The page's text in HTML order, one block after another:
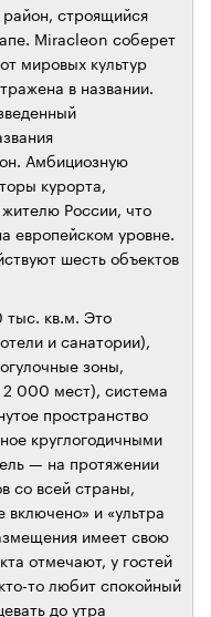
строящийся
Miracleon соберет
мировых культур
в названии.
Амбициозную
курорта,
России, что
европейском уровне.
шесть объектов
кв.м. Это
и санатории),
зоны,
000 мест), система
пространство
круглогодичными
— на протяжении
со всей страны,
включено» и «ультра
имеет свою
отмечают, у гостей
то любит спокойный
до утра